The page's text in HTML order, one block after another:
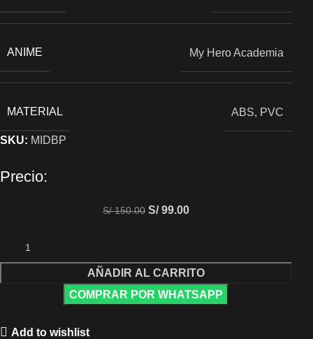
ANIME My Hero Academia
MATERIAL ABS, PVC
SKU: MIDBP
Precio:
S/150.00 S/99.00
AÑADIR AL CARRITO
COMPRAR POR WHATSAPP
Add to wishlist